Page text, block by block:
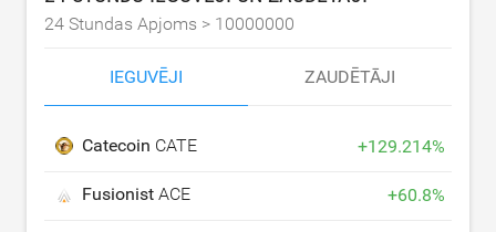
24 Stundas Apjoms > 10000000
IEGUVĒJI ZAUDĒTĀJI
Catecoin CATE +129.214%
Fusionist ACE +60.8%